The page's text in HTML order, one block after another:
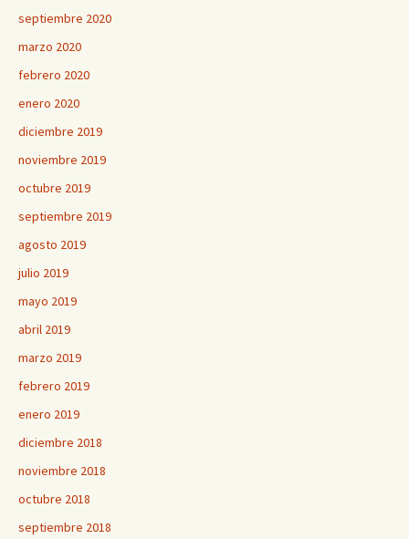
septiembre 2020
marzo 2020
febrero 2020
enero 2020
diciembre 2019
noviembre 2019
octubre 2019
septiembre 2019
agosto 2019
julio 2019
mayo 2019
abril 2019
marzo 2019
febrero 2019
enero 2019
diciembre 2018
noviembre 2018
octubre 2018
septiembre 2018